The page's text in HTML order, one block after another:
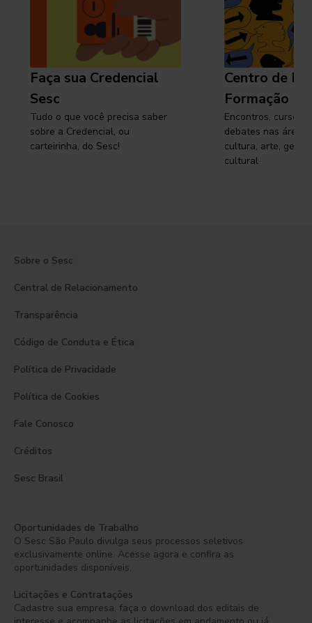
Faça sua Credencial
Sesc
Tudo o que você precisa saber
sobre a Credencial, ou
carteirinha, do Sesc!
Centro de
Formação
Encontros, cursos,
debates nas áreas
cultura, arte,
cultural
Sobre o Sesc
Central de Relacionamento
Transparência
Código de Conduta e Ética
Política de Privacidade
Política de Cookies
Fale Conosco
Créditos
Sesc Brasil
Oportunidades de Trabalho
O Sesc São Paulo divulga seus processos seletivos
exclusivamente online. Acesse agora e confira as
oportunidades disponíveis.
Licitações e Contratações
Cadastre sua empresa, faça o download dos editais de